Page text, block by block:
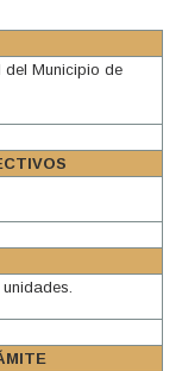
del Municipio de